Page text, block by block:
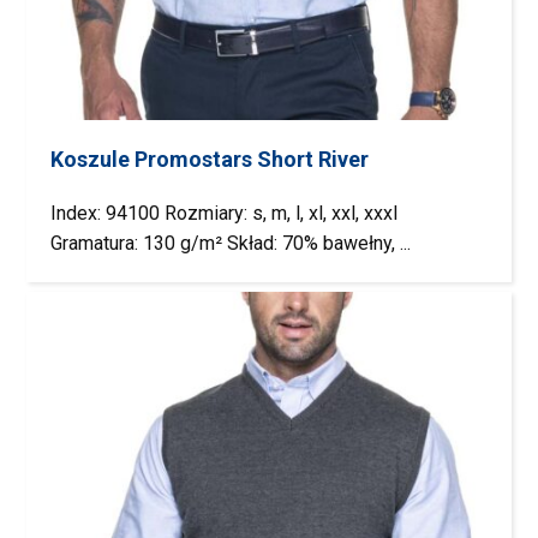
Koszule Promostars Short River
Index: 94100 Rozmiary: s, m, l, xl, xxl, xxxl
Gramatura: 130 g/m² Skład: 70% bawełny, ...